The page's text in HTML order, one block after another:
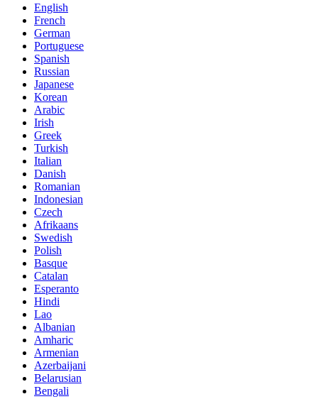
English
French
German
Portuguese
Spanish
Russian
Japanese
Korean
Arabic
Irish
Greek
Turkish
Italian
Danish
Romanian
Indonesian
Czech
Afrikaans
Swedish
Polish
Basque
Catalan
Esperanto
Hindi
Lao
Albanian
Amharic
Armenian
Azerbaijani
Belarusian
Bengali